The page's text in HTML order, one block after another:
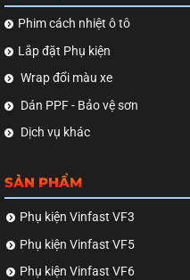
Phim cách nhiệt ô tô
Lắp đặt Phụ kiện
Wrap đổi màu xe
Dán PPF - Bảo vệ sơn
Dịch vụ khác
SẢN PHẨM
Phụ kiện Vinfast VF3
Phụ kiện Vinfast VF5
Phụ kiện Vinfast VF6